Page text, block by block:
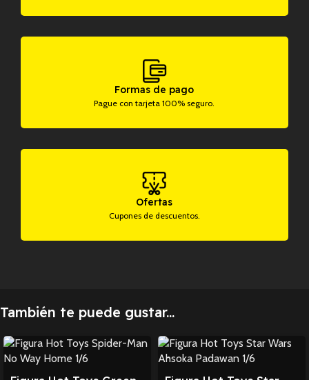
Formas de pago
Pague con tarjeta 100% seguro.
Ofertas
Cupones de descuentos.
También te puede gustar...